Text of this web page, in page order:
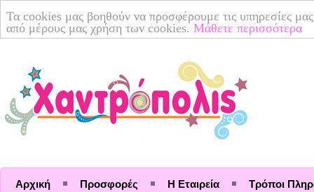
Τα cookies μας βοηθούν να προσφέρουμε τις υπηρεσίες
από μέρους μας χρήση των cookies. Μάθετε περισσότερα
Αρχική Προσφορές Η Εταιρεία Τρόποι